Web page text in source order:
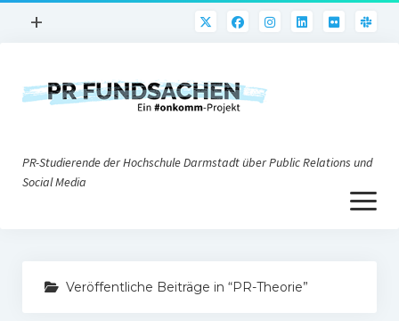
Menü
+
PR@h_da
Nonprofit-PR
PR-Studierende der Hochschule Darmstadt über Public Relations und
Social Media
Menü
öffnen
Impressum
Veröffentliche Beiträge in “PR-Theorie”